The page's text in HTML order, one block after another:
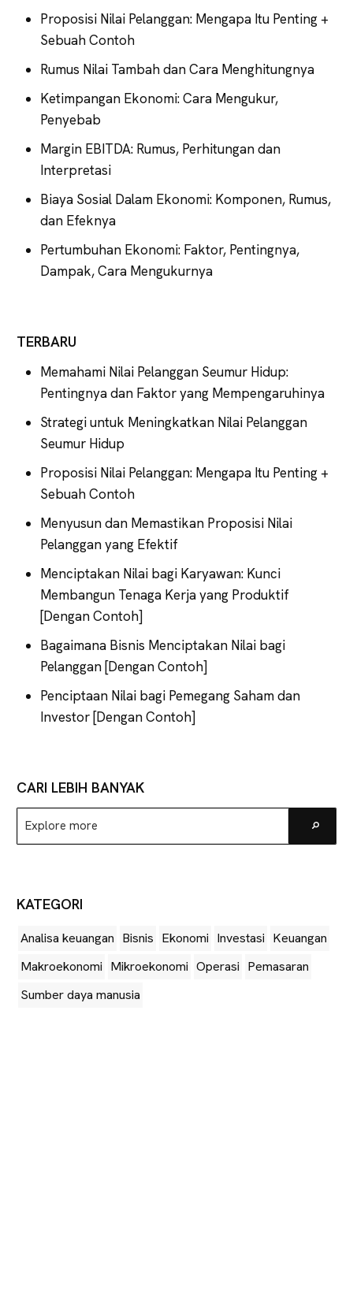
Proposisi Nilai Pelanggan: Mengapa Itu Penting +
Sebuah Contoh
Rumus Nilai Tambah dan Cara Menghitungnya
Ketimpangan Ekonomi: Cara Mengukur,
Penyebab
Margin EBITDA: Rumus, Perhitungan dan
Interpretasi
Biaya Sosial Dalam Ekonomi: Komponen, Rumus,
dan Efeknya
Pertumbuhan Ekonomi: Faktor, Pentingnya,
Dampak, Cara Mengukurnya
TERBARU
Memahami Nilai Pelanggan Seumur Hidup:
Pentingnya dan Faktor yang Mempengaruhinya
Strategi untuk Meningkatkan Nilai Pelanggan
Seumur Hidup
Proposisi Nilai Pelanggan: Mengapa Itu Penting +
Sebuah Contoh
Menyusun dan Memastikan Proposisi Nilai
Pelanggan yang Efektif
Menciptakan Nilai bagi Karyawan: Kunci
Membangun Tenaga Kerja yang Produktif
[Dengan Contoh]
Bagaimana Bisnis Menciptakan Nilai bagi
Pelanggan [Dengan Contoh]
Penciptaan Nilai bagi Pemegang Saham dan
Investor [Dengan Contoh]
CARI LEBIH BANYAK
Explore
more
KATEGORI
Analisa keuangan Bisnis Ekonomi Investasi Keuangan
Makroekonomi Mikroekonomi Operasi Pemasaran
Sumber daya manusia